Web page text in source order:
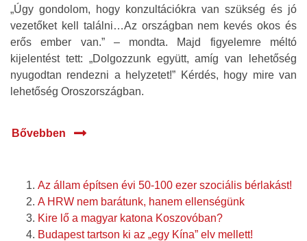
„Úgy gondolom, hogy konzultációkra van szükség és jó
vezetőket kell találni…Az országban nem kevés okos és
erős ember van.” – mondta. Majd figyelemre méltó
kijelentést tett: „Dolgozzunk együtt, amíg van lehetőség
nyugodtan rendezni a helyzetet!” Kérdés, hogy mire van
lehetőség Oroszországban.
Bővebben
Az állam építsen évi 50-100 ezer szociális bérlakást!
A HRW nem barátunk, hanem ellenségünk
Kire lő a magyar katona Koszovóban?
Budapest tartson ki az „egy Kína” elv mellett!